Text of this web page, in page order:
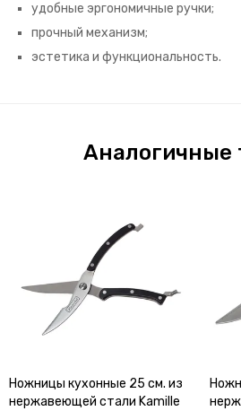
удобные эргономичные ручки;
прочный механизм;
эстетика и функциональность.
Аналогичные
Ножницы кухонные 25 см. из
нержавеющей стали Kamille